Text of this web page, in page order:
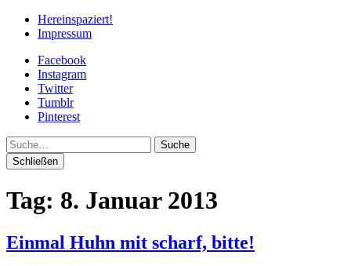
Hereinspaziert!
Impressum
Facebook
Instagram
Twitter
Tumblr
Pinterest
Suche
Schließen
Tag: 8. Januar 2013
Einmal Huhn mit scharf, bitte!